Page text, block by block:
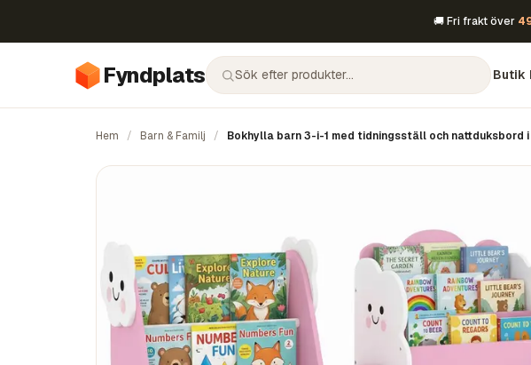
🚚 Fri frakt över
Fyndplats Butik
Hem / Barn & Familj / Bokhylla barn 3-i-1 med tidningsställ och nattduksbord i